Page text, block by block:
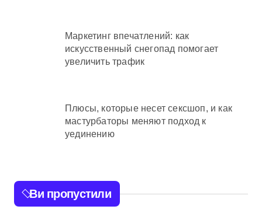
Маркетинг впечатлений: как
искусственный снегопад помогает
увеличить трафик
Плюсы, которые несет сексшоп, и как
мастурбаторы меняют подход к
уединению
Ви пропустили